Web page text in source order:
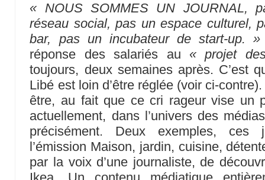
« NOUS SOMMES UN JOURNAL,
réseau social, pas un espace culturel,
bar, pas un incubateur de start-up. »
réponse des salariés au « projet
toujours, deux semaines après. C’est
Libé est loin d’être réglée (voir ci-
être, au fait que ce cri rageur vise un
actuellement, dans l’univers des
précisément. Deux exemples, ces
l’émission Maison, jardin, cuisine,
par la voix d’une journaliste, de